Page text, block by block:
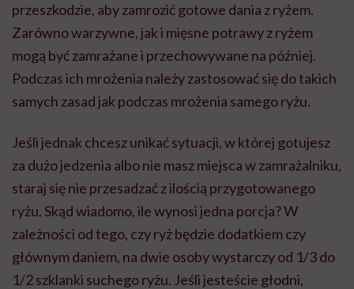
przeszkodzie, aby zamrozić gotowe dania z ryżem.
Zarówno warzywne, jak i mięsne potrawy z ryżem
mogą być zamrażane i przechowywane na później.
Podczas ich mrożenia należy zastosować się do takich
samych zasad jak podczas mrożenia samego ryżu.
Jeśli jednak chcesz unikać sytuacji, w której gotujesz
za dużo jedzenia albo nie masz miejsca w zamrażalniku,
staraj się nie przesadzać z ilością przygotowanego
ryżu. Skąd wiadomo, ile wynosi jedna porcja? W
zależności od tego, czy ryż będzie dodatkiem czy
głównym daniem, na dwie osoby wystarczy od 1/3 do
1/2 szklanki suchego ryżu. Jeśli jesteście głodni,